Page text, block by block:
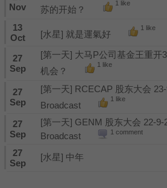
Nov
苏的开始？
1 like
13
Oct
[水星] 就是運氣好
1 like
27
Sep
[第一天] 大马P公司基金王重开
机会？
1 like
27
Sep
[第一天] RCECAP 股东大会
Broadcast
1 like
27
Sep
[第一天] GENM 股东大会 22-9-
Broadcast
1 comment
27
Sep
[水星] 中年